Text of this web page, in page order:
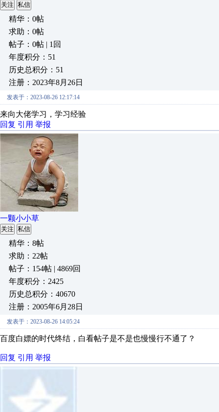
关注 私信
精华：0帖
求助：0帖
帖子：0帖 | 1回
年度积分：51
历史总积分：51
注册：2023年8月26日
发表于：2023-08-26 12:17:14
来向大佬学习，学习经验
回复 引用 举报
一颗小小草
关注 私信
精华：8帖
求助：22帖
帖子：154帖 | 4869回
年度积分：2425
历史总积分：40670
注册：2005年6月28日
发表于：2023-08-26 14:05:24
百度白嫖的时代终结，白看帖子是不是也慢慢行不通了？
回复 引用 举报